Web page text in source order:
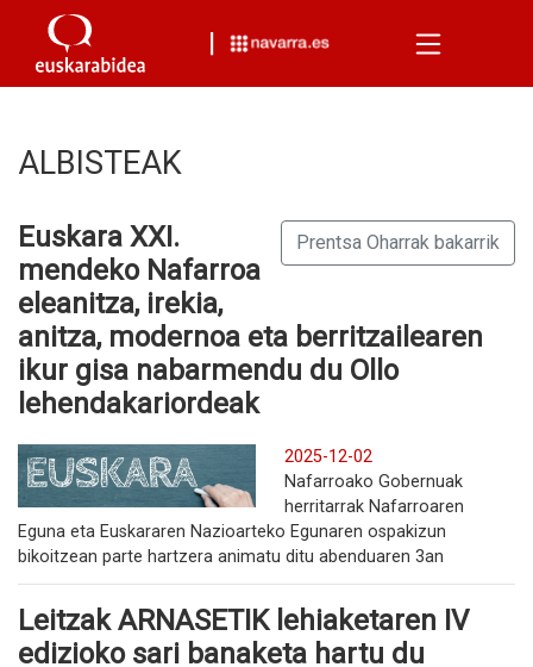
Menu
ALBISTEAK
Prentsa Oharrak bakarrik
Euskara XXI.
mendeko Nafarroa
eleanitza, irekia,
anitza, modernoa eta berritzailearen
ikur gisa nabarmendu du Ollo
lehendakariordeak
2025-12-02
Nafarroako Gobernuak
herritarrak Nafarroaren
Eguna eta Euskararen Nazioarteko Egunaren ospakizun
bikoitzean parte hartzera animatu ditu abenduaren 3an
Leitzak ARNASETIK lehiaketaren IV
edizioko sari banaketa hartu du